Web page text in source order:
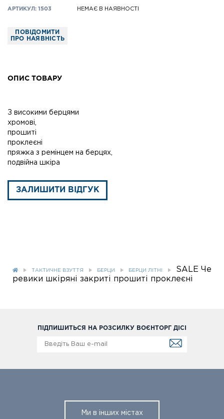
АРТИКУЛ: 1503 НЕМАЄ В НАЯВНОСТІ
ПОВІДОМИТИ
ПРО НАЯВНІСТЬ
ОПИС ТОВАРУ
З високими берцями
хромові,
прошиті
проклеєні
пряжка з ремінцем на берцях,
подвійна шкіра
ЗАЛИШИТИ ВІДГУК
ТАКТИЧНЕ ВЗУТТЯ БЕРЦИ БЕРЦИ ЛІТНІ
SALE Че
ревики шкіряні закриті прошиті проклеєні
ПІДПИШИТЬСЯ НА РОЗСИЛКУ ВОЄНТОРГ ДІСІ
Ми в інших містах